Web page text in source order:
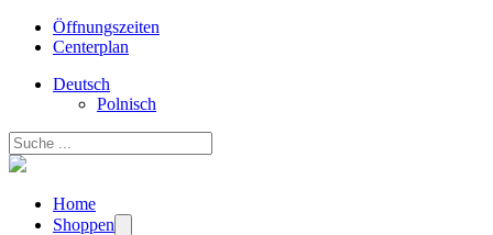
Öffnungszeiten
Centerplan
Deutsch
Polnisch
Suchen
Home
Shoppen